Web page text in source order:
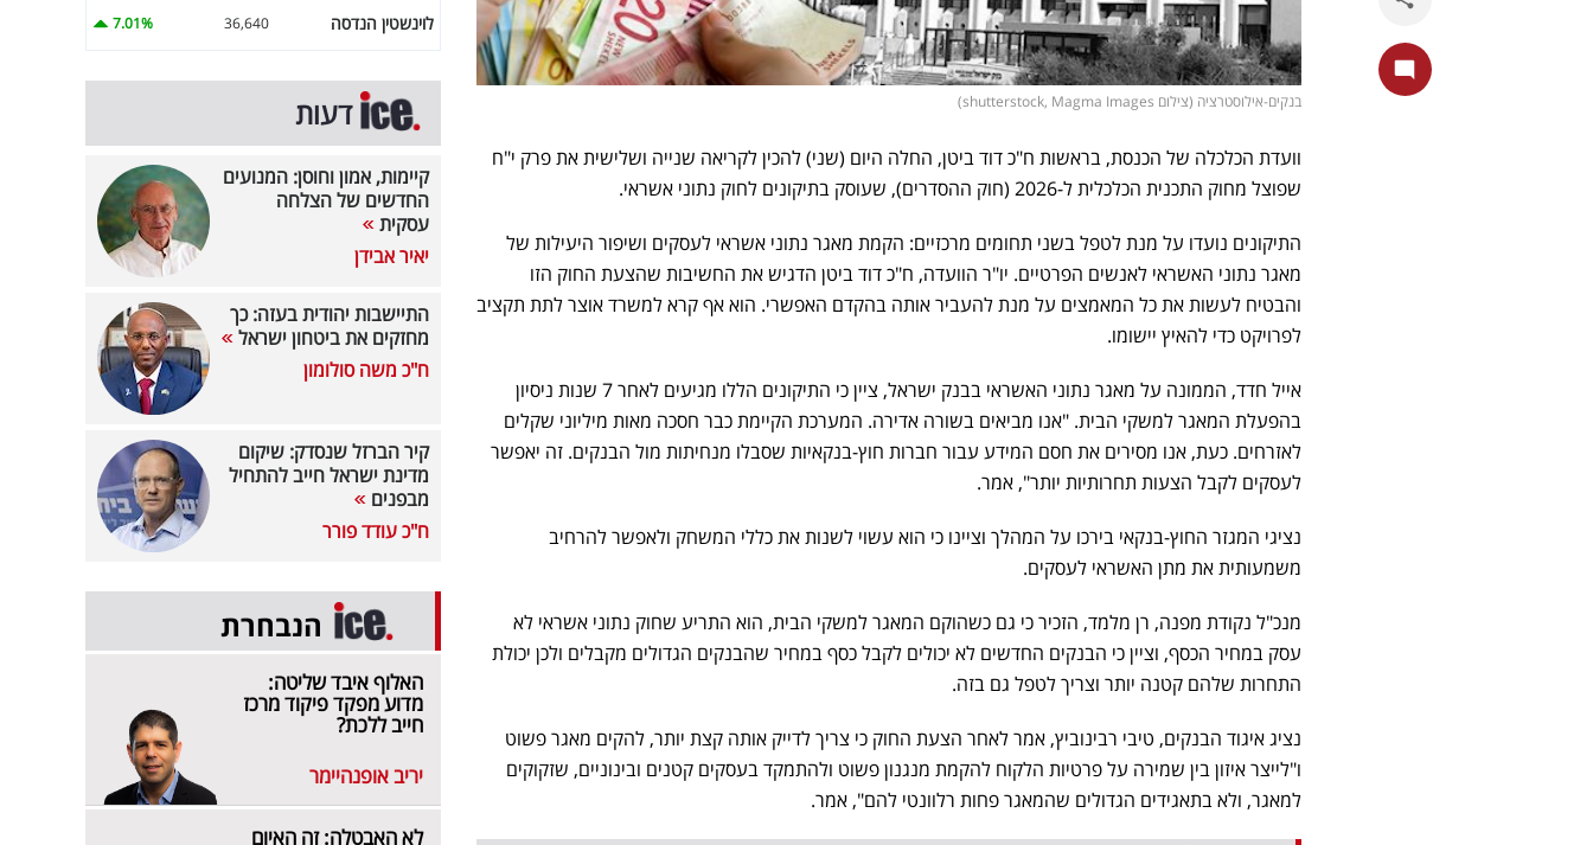
בנקים-אילוסטרציה (צילום shutterstock, Magma Images)
וועדת הכלכלה של הכנסת, בראשות ח"כ דוד ביטן, החלה היום (שני) להכין לקריאה שנייה ושלישית את פרק י"ח
שפוצל מחוק התכנית הכלכלית ל-2026 (חוק ההסדרים), שעוסק בתיקונים לחוק נתוני אשראי.
התיקונים נועדו על מנת לטפל בשני תחומים מרכזיים: הקמת מאגר נתוני אשראי לעסקים ושיפור היעילות של
מאגר נתוני האשראי לאנשים הפרטיים. יו"ר הוועדה, ח"כ דוד ביטן הדגיש את החשיבות שהצעת החוק הזו
והבטיח לעשות את כל המאמצים על מנת להעביר אותה בהקדם האפשרי. הוא אף קרא למשרד אוצר לתת תקציב
לפרויקט כדי להאיץ יישומו.
אייל חדד, הממונה על מאגר נתוני האשראי בבנק ישראל, ציין כי התיקונים הללו מגיעים לאחר 7 שנות ניסיון
בהפעלת המאגר למשקי הבית. "אנו מביאים בשורה אדירה. המערכת הקיימת כבר חסכה מאות מיליוני שקלים
לאזרחים. כעת, אנו מסירים את חסם המידע עבור חברות חוץ-בנקאיות שסבלו מנחיתות מול הבנקים. זה יאפשר
לעסקים לקבל הצעות תחרותיות יותר", אמר.
נציגי המגזר החוץ-בנקאי בירכו על המהלך וציינו כי הוא עשוי לשנות את כללי המשחק ולאפשר להרחיב
משמעותית את מתן האשראי לעסקים.
מנכ"ל נקודת מפנה, רן מלמד, הזכיר כי גם כשהוקם המאגר למשקי הבית, הוא התריע שחוק נתוני אשראי לא
עסק במחיר הכסף, וציין כי הבנקים החדשים לא יכולים לקבל כסף במחיר שהבנקים הגדולים מקבלים ולכן יכולת
התחרות שלהם קטנה יותר וצריך לטפל גם בזה.
נציג איגוד הבנקים, טיבי רבינוביץ, אמר לאחר הצעת החוק כי צריך לדייק אותה קצת יותר, להקים מאגר פשוט
ו"לייצר איזון בין שמירה על פרטיות הלקוח להקמת מנגנון פשוט ולהתמקד בעסקים קטנים ובינוניים, שזקוקים
למאגר, ולא בתאגידים הגדולים שהמאגר פחות רלוונטי להם", אמר.
לוינשטין הנדסה 36,640
7.01%
דעות
קיימות, אמון וחוסן: המנועים
החדשים של הצלחה
עסקית
יאיר אבידן
התיישבות יהודית בעזה: כך
מחזקים את ביטחון ישראל
ח"כ משה סולומון
קיר הברזל שנסדק: שיקום
מדינת ישראל חייב להתחיל
מבפנים
ח"כ עודד פורר
הנבחרת
האלוף איבד שליטה:
מדוע מפקד פיקוד מרכז
חייב ללכת?
יריב אופנהיימר
לא האבטלה: זה האיום